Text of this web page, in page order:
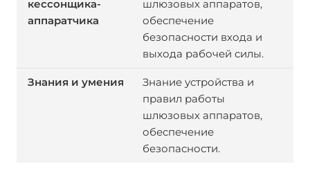
шлюзовых аппаратов,
обеспечение
безопасности входа и
выхода рабочей силы.
Знание устройства и
правил работы
шлюзовых аппаратов,
обеспечение
безопасности.